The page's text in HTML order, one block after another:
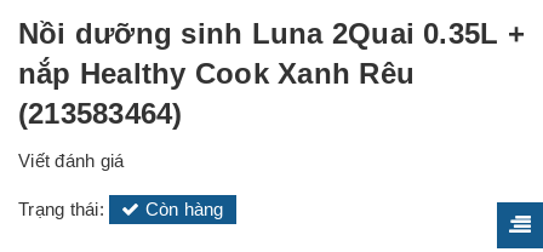
Nồi dưỡng sinh Luna 2Quai 0.35L +
nắp Healthy Cook Xanh Rêu
(213583464)
Viết đánh giá
Trạng thái: Còn hàng